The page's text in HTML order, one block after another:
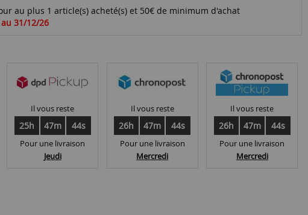
au plus 1 article(s) acheté(s) et 50€ de minimum d'achat
31/12/26
Il vous reste
25h 47m 43s
Pour une livraison
Jeudi
Il vous reste
26h 47m 43s
Pour une livraison
Mercredi
Il vous reste
26h 47m 43s
Pour une livraison
Mercredi